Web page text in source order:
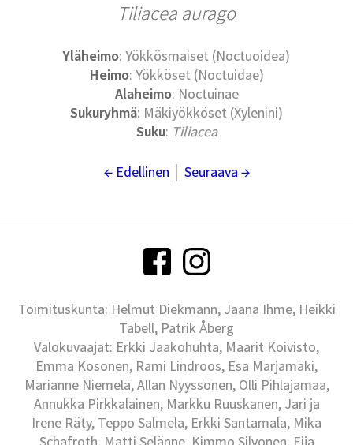
Tiliacea aurago
Yläheimo: Yökkösmaiset (Noctuoidea)
Heimo: Yökköset (Noctuidae)
Alaheimo: Noctuinae
Sukuryhmä: Mäkiyökköset (Xylenini)
Suku: Tiliacea
← Edellinen Seuraava →
Toimituskunta: Helmut Diekmann, Jaana Ihme, Heikki
Tabell, Patrik Åberg
Valokuvaajat: Erkki Jaakohuhta, Maarit Koivisto,
Emma Kosonen, Rami Lindroos, Esa Marjamäki,
Marianne Niemelä, Allan Nyyssönen, Olli Pihlajamaa,
Annukka Pirkkalainen, Markku Ruuskanen, Jari ja
Irene Räty, Teppo Salmela, Erkki Santamala, Mika